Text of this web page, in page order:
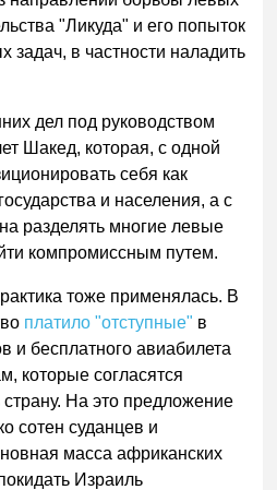
"Ликуда" и его попыток
задач, в частности наладить
дел под руководством
Шакед, которая, с одной
себя как
и населения, а с
разделять многие левые
компромиссным путем.
тоже применялась. В
платило "отступные" в
и бесплатного авиабилета
которые согласятся
На это предложение
сотен суданцев и
масса африканских
Израиль